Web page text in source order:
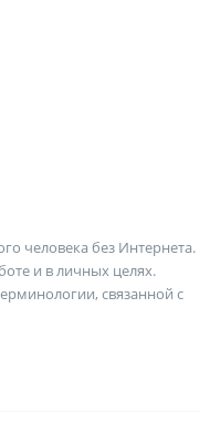
человека без Интернета.
и в личных целях.
связанной с